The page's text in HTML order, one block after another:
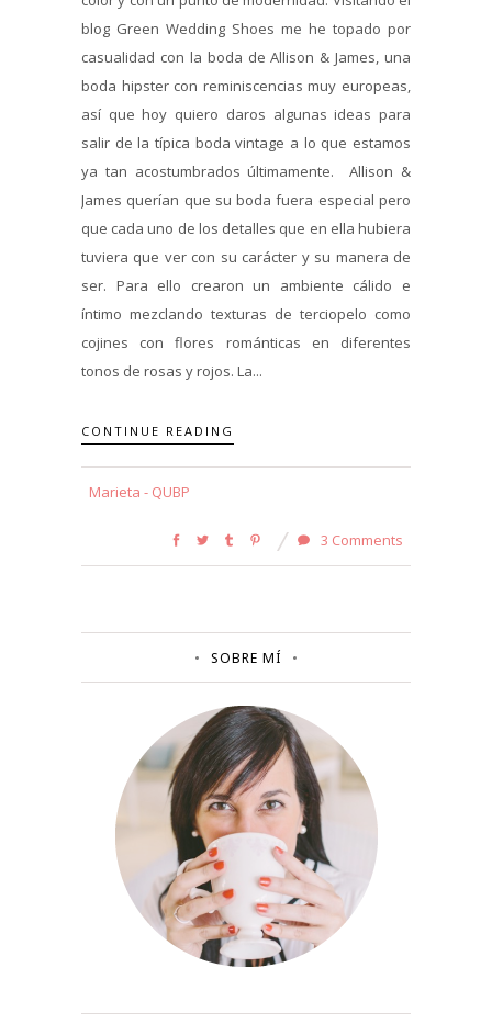
blog Green Wedding Shoes me he topado por
casualidad con la boda de Allison & James, una
boda hipster con reminiscencias muy europeas,
así que hoy quiero daros algunas ideas para
salir de la típica boda vintage a lo que estamos
ya tan acostumbrados últimamente. Allison &
James querían que su boda fuera especial pero
que cada uno de los detalles que en ella hubiera
tuviera que ver con su carácter y su manera de
ser. Para ello crearon un ambiente cálido e
íntimo mezclando texturas de terciopelo como
cojines con flores románticas en diferentes
tonos de rosas y rojos. La...
CONTINUE READING
Marieta - QUBP
3 Comments
SOBRE MÍ